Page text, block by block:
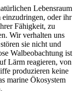
Lebensraum
einzudringen, oder ihr
Fähigkeit, zu
Wir verhalten uns
sie nicht und
Walbeobachtung ist
Lärm reagieren, von
produzieren keine
marine Ökosystem